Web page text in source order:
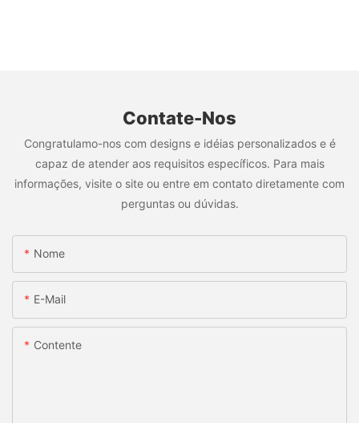
Contate-Nos
Congratulamo-nos com designs e idéias personalizados e é
capaz de atender aos requisitos específicos. Para mais
informações, visite o site ou entre em contato diretamente com
perguntas ou dúvidas.
Nome
E-Mail
Contente